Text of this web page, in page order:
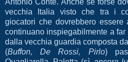
Antonio Conte. Anche se forse
vecchia Italia visto che tra i
giocatori che dovrebbero
continuano inspiegabilmente a far
dalla vecchia guardia composta
(Buffon, De Rossi, Pirlo)